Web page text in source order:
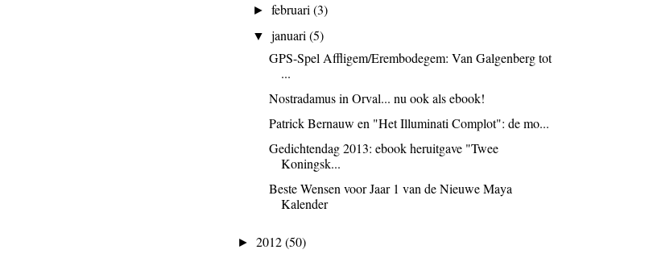
►februari(3)
▼januari(5)
GPS-Spel Affligem/Erembodegem: Van Galgenberg tot
...
Nostradamus in Orval... nu ook als ebook!
Patrick Bernauw en "Het Illuminati Complot": de mo...
Gedichtendag 2013: ebook heruitgave "Twee
Koningsk...
Beste Wensen voor Jaar 1 van de Nieuwe Maya
Kalender
► 2012(50)